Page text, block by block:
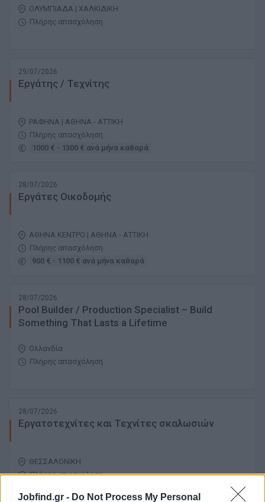
Jobfind.gr - Do Not Process My Personal
ΟΛΥΜΠΙΑΔΑ | ΧΑΛΚΙΔΙΚΗ
Πλήρης απασχόληση
29/07/2026
Εργάτης / Τεχνίτης
ΡΑΦΗΝΑ | ΑΘΗΝΑ - ΑΤΤΙΚΗ
Πλήρης απασχόληση
1000 € - 1300 € ανά μήνα καθαρά
28/07/2026
Εργάτες Οικοδομής
ΑΘΗΝΑ ΚΕΝΤΡΟ | ΑΘΗΝΑ - ΑΤΤΙΚΗ
Πλήρης απασχόληση
900 € - 1100 € ανά μήνα καθαρά
28/07/2026
Pool Builder / Production Specialist – Build
Something That Lasts a Lifetime
Ολλανδία
Πλήρης απασχόληση
28/07/2026
Εργατοτεχνίτες και Τεχνίτες σκαλωσιών
ΘΕΣΣΑΛΟΝΙΚΗ
Πλήρης απασχόληση